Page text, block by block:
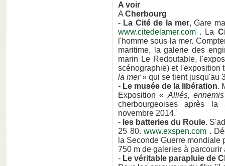
A voir
A Cherbourg
- La Cité de la mer, Gare
www.citedelamer.com . La
l'homme sous la mer.
maritime, la galerie des
marin Le Redoutable,
scénographie) et l'exposition
la mer» qui se tient jusqu'au
- Le musée de la libération.
Exposition « Alliés,
cherbourgeoises après la
novembre 2014.
- les batteries du Roule.
25 80.www.exspen.com .
la Seconde Guerre
750 m de galeries à
- Le véritable parapluie de